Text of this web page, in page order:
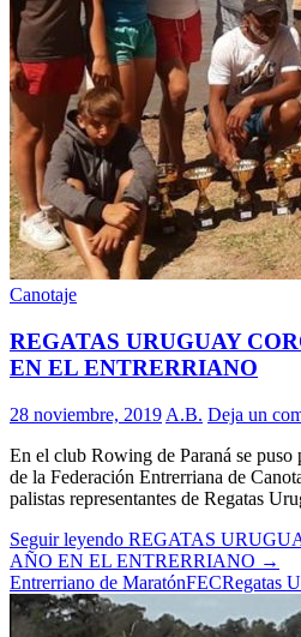
Canotaje
REGATAS URUGUAY
EN EL ENTRERRIANO
28 noviembre, 2019 A.B. Deja un
En el club Rowing de Paraná se puso
de la Federación Entrerriana de
palistas representantes de Regatas
Seguir leyendo REGATAS
AÑO EN EL ENTRERRIANO →
Entrerriano de MaratónFECRegatas